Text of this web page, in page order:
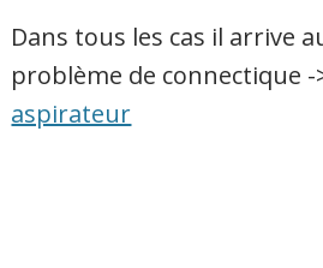
Dans tous les cas il arrive
problème de connectique -
aspirateur